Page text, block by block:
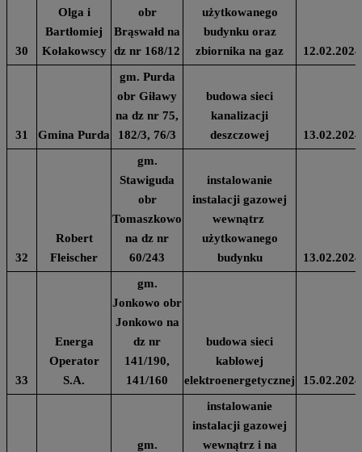
30
Olga i
Bartłomiej
Kołakowscy
obr
Brąswałd na
dz nr 168/12
użytkowanego
budynku oraz
zbiornika na gaz
12.02.2024
31 Gmina Purda
gm. Purda
obr Giławy
na dz nr 75,
182/3, 76/3
budowa sieci
kanalizacji
deszczowej
13.02.2024
32
Robert
Fleischer
gm.
Stawiguda
obr
Tomaszkowo
na dz nr
60/243
instalowanie
instalacji gazowej
wewnątrz
użytkowanego
budynku
13.02.2024
33
Energa
Operator
S.A.
gm.
Jonkowo obr
Jonkowo na
dz nr
141/190,
141/160
budowa sieci
kablowej
elektroenergetycznej
15.02.2024
gm.
instalowanie
instalacji gazowej
wewnątrz i na